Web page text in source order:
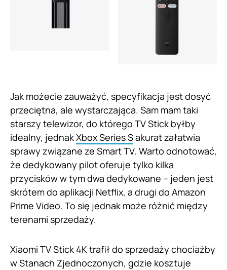
Jak możecie zauważyć, specyfikacja jest dosyć
przeciętna, ale wystarczająca. Sam mam taki
starszy telewizor, do którego TV Stick byłby
idealny, jednakXbox Series Sakurat załatwia
sprawy związane ze Smart TV. Warto odnotować,
że dedykowany pilot oferuje tylko kilka
przycisków w tym dwa dedykowane – jeden jest
skrótem do aplikacji Netflix, a drugi do Amazon
Prime Video. To się jednak może różnić między
terenami sprzedaży.
Xiaomi TV Stick 4K trafił do sprzedaży chociażby
w Stanach Zjednoczonych, gdzie kosztuje